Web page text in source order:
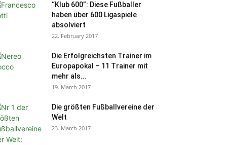
“Klub 600”: Diese Fußballer
haben über 600 Ligaspiele
absolviert
22. February 2017
Die Erfolgreichsten Trainer im
Europapokal – 11 Trainer mit
mehr als...
19. March 2017
Die größten Fußballvereine der
Welt
23. March 2017